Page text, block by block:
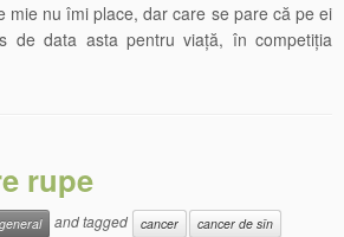
mie nu îmi place, dar care se pare că pe ei
de data asta pentru viață, în competiția
rupe
general and tagged cancer
cancer de sîn